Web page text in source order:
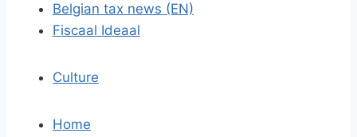
Belgian tax news (EN)
Fiscaal Ideaal
Culture
Home